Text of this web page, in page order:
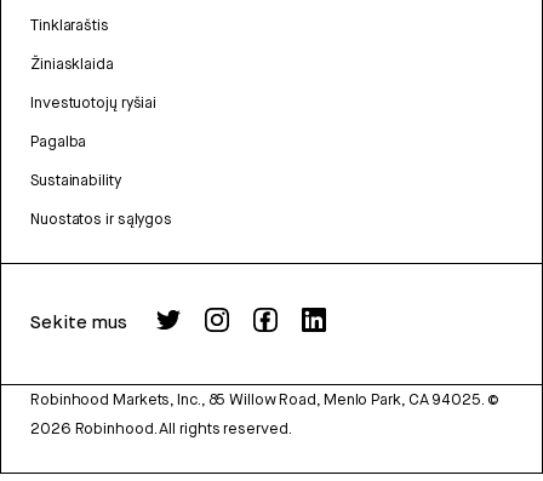
Tinklaraštis
Žiniasklaida
Investuotojų ryšiai
Pagalba
Sustainability
Nuostatos ir sąlygos
Sekite mus
Robinhood Markets, Inc., 85 Willow Road, Menlo Park, CA 94025. ©
2026 Robinhood. All rights reserved.